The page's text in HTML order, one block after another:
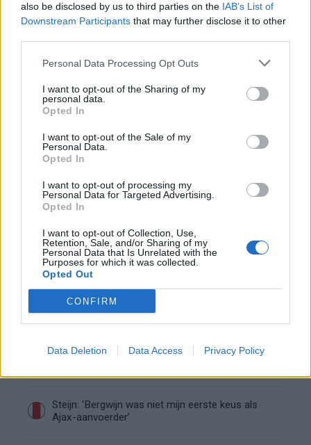
also be disclosed by us to third parties on the IAB’s List of
Downstream Participants that may further disclose it to other
Personal Data Processing Opt Outs
I want to opt-out of the Sharing of my
personal data.
Opted In
I want to opt-out of the Sale of my
Personal Data.
Opted In
I want to opt-out of processing my
Personal Data for Targeted Advertising.
Opted In
I want to opt-out of Collection, Use,
Retention, Sale, and/or Sharing of my
Personal Data that Is Unrelated with the
Purposes for which it was collected.
Opted Out
CONFIRM
Data Deletion Data Access Privacy Policy
De eerste Míchel-dagen bij Ajax: Blind coacht,
Gloukh krijgt standje en Ceballos wordt gebeld
Steur kiest voor Newcastle na gemiste
Blind kan bij Ajax de speler naast Míchel worden
“Twente was toen niet haalbaar”: Weghorst blikt
De transferprioriteiten van Ajax worden steeds
Ajax begint voorbereiding met nederlaag: zo ziet
de route naar PEC eruit
Zo overtuigde PSV Sven Mijnans en bleef Ajax
Waarom steeds meer sleutelfiguren Ajax
Steijn: ‘Bergwijn was niet mijn eerste keus als
Ajax-aanvoerder’